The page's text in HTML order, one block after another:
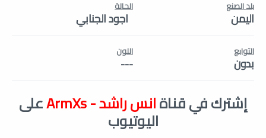
بلد الصنع
اليمن
الحالة
اجود الجنابي
التوابع
بدون
اللون
---
إشترك في قناةانس راشد - ArmXs على
اليوتيوب